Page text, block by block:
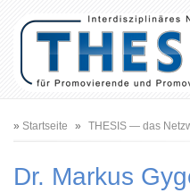
Pfadnavigation
Startseite THESIS — das
Dr. Markus